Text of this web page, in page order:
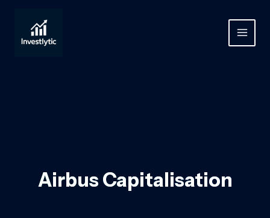
contenu
MAIN
Airbus Capitalisation